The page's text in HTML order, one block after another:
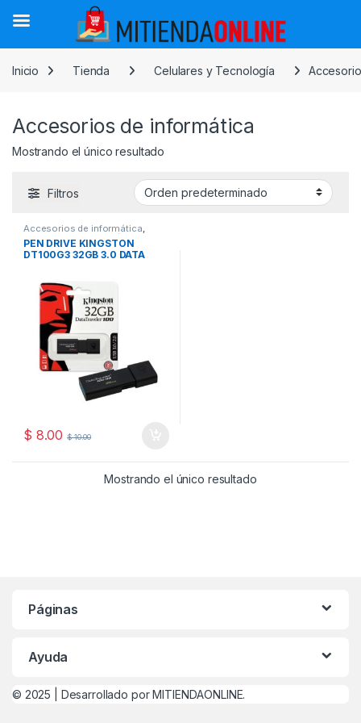
Inicio
Tienda Celulares y Tecnología
Accesorios de informática
Mostrando el único resultado
Filtros
Accesorios de informática,
Celulares y Tecnología,Pendrive
PEN DRIVE KINGSTON
DT100G3 32GB 3.0 DATA
$ 8.00 $10.00
Mostrando el único resultado
Páginas
Ayuda
© 2025 | Desarrollado por MITIENDAONLINE.